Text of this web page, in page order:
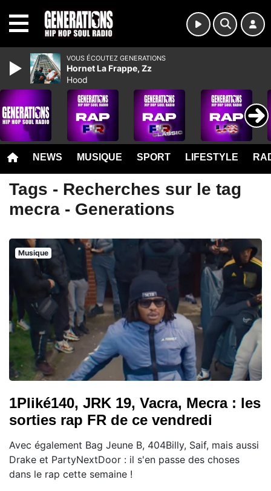
NEWS MUSIQUE SPORT LIFESTYLE
Tags - Recherches sur le tag
mecra - Generations
Musique
1Pliké140, JRK 19, Vacra, Mecra : les
sorties rap FR de ce vendredi
Avec également Bag Jeune B, 404Billy, Saif, mais aussi
Drake et PartyNextDoor : il s'en passe des choses
dans le rap cette semaine !
VOUS ÉCOUTEZ GENERATIONS
Hornet La Frappe, Zz
Hood